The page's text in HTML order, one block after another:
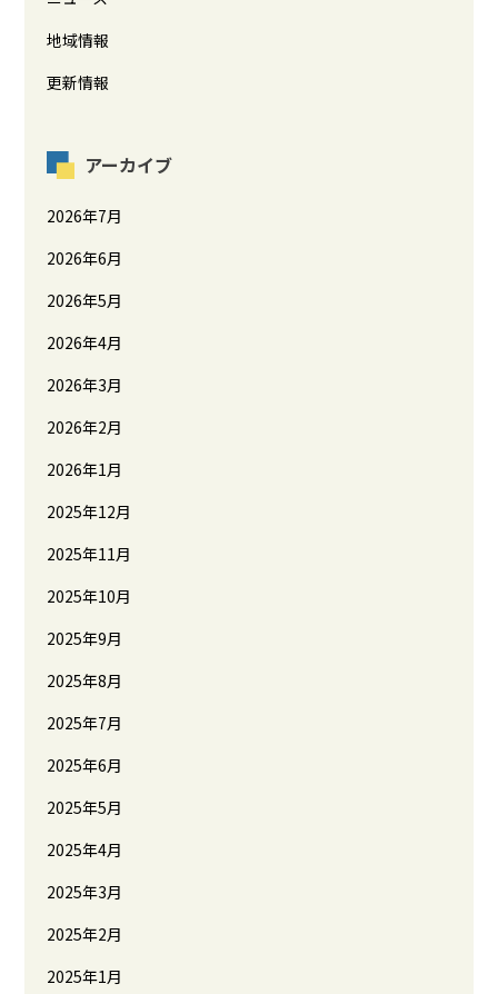
地域情報
更新情報
アーカイブ
2026年7月
2026年6月
2026年5月
2026年4月
2026年3月
2026年2月
2026年1月
2025年12月
2025年11月
2025年10月
2025年9月
2025年8月
2025年7月
2025年6月
2025年5月
2025年4月
2025年3月
2025年2月
2025年1月